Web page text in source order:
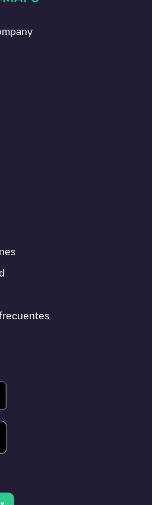
en la parte inferior cuál es el
cerca de tí en “puntos de carga
cercanas, así como si están en
distancia en KM a la que están.
así como las indicaciones de
para que puedas
- Calle Mallén
no vale para tu coche, existen